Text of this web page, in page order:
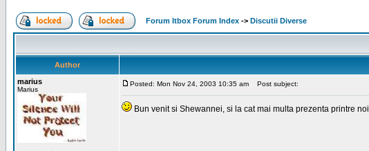
Forum Itbox Forum Index -> Discutii Diverse
Author
marius
Marius
Posted: Mon Nov 24, 2003 10:35 am Post subject:
Bun venit si Shewannei, si la cat mai multa prezenta printre noi